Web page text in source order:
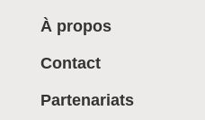
À propos
Contact
Partenariats